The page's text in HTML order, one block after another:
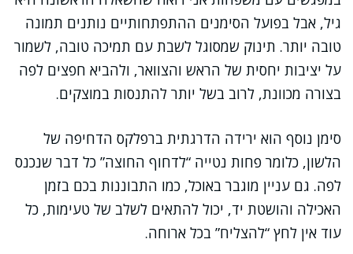
גיל, אבל בפועל הסימנים ההתפתחותיים נותנים תמונה
טובה יותר. תינוק שמסוגל לשבת עם תמיכה טובה, לשמור
על יציבות יחסית של הראש והצוואר, ולהביא חפצים לפה
בצורה מכוונת, לרוב בשל יותר להתנסות במוצקים.
סימן נוסף הוא ירידה הדרגתית ברפלקס הדחיפה של
הלשון, כלומר פחות נטייה “לדחוף החוצה” כל דבר שנכנס
לפה. גם עניין מוגבר באוכל, כמו התבוננות בכם בזמן
האכילה והושטת יד, יכול להתאים לשלב של טעימות, כל
עוד אין לחץ “להצליח” בכל ארוחה.